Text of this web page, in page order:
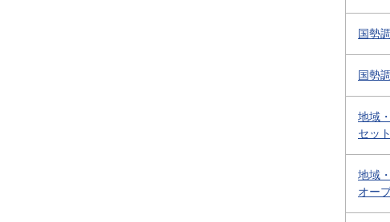
国勢
国勢
地域
セット
地域
オー